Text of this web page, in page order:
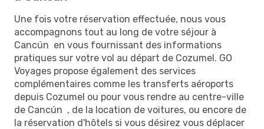
Une fois votre réservation effectuée, nous vous
accompagnons tout au long de votre séjour à
Cancún en vous fournissant des informations
pratiques sur votre vol au départ de Cozumel. GO
Voyages propose également des services
complémentaires comme les transferts aéroports
depuis Cozumel ou pour vous rendre au centre-ville
de Cancún , de la location de voitures, ou encore de
la réservation d'hôtels si vous désirez vous déplacer